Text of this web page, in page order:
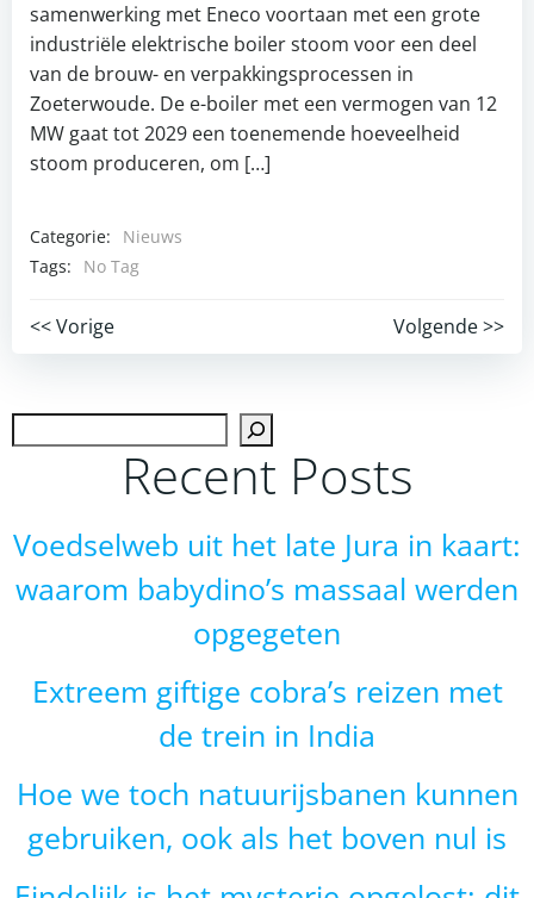
samenwerking met Eneco voortaan met een grote
industriële elektrische boiler stoom voor een deel
van de brouw- en verpakkingsprocessen in
Zoeterwoude. De e-boiler met een vermogen van 12
MW gaat tot 2029 een toenemende hoeveelheid
stoom produceren, om […]
Categorie:
Nieuws
Tags:
No Tag
Post
navigation
<< Vorige
Post
navigation
Volgende >>
Recent Posts
Voedselweb uit het late Jura in kaart:
waarom babydino’s massaal werden
opgegeten
Extreem giftige cobra’s reizen met
de trein in India
Hoe we toch natuurijsbanen kunnen
gebruiken, ook als het boven nul is